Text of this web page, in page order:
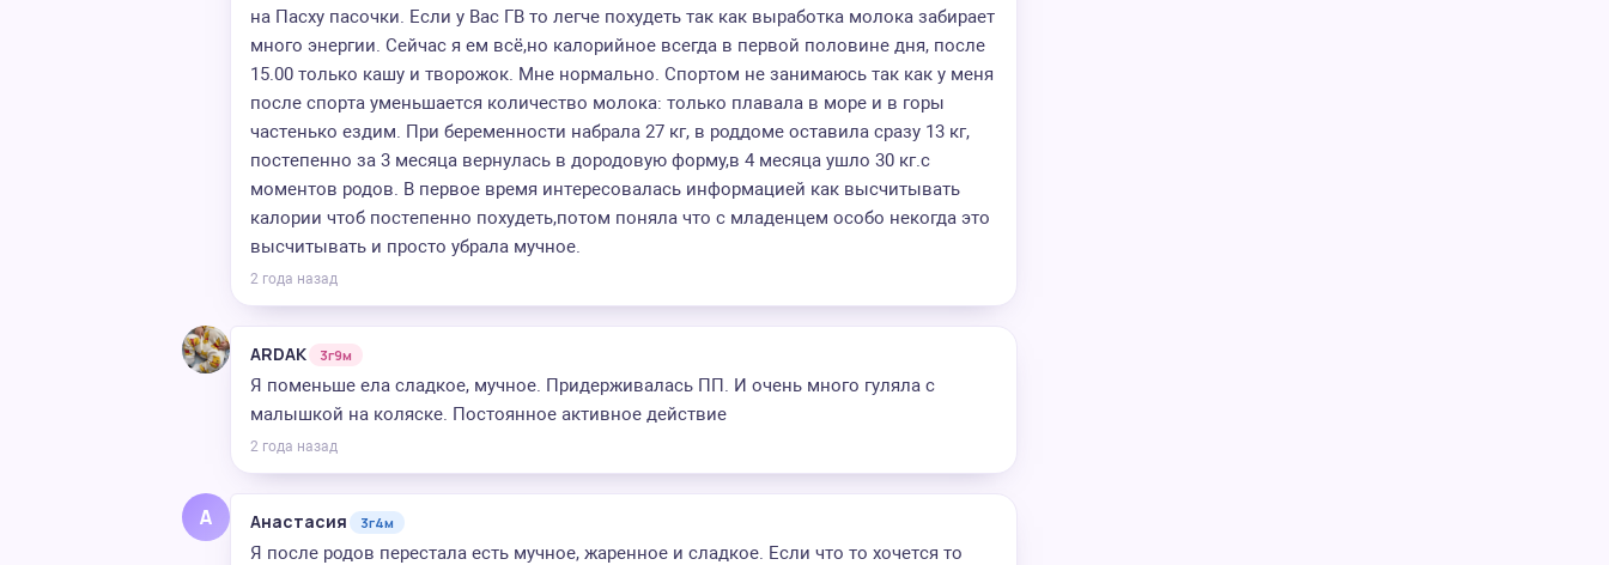
на Пасху пасочки. Если у Вас ГВ то легче похудеть так как выработка молока забирает
много энергии. Сейчас я ем всё,но калорийное всегда в первой половине дня, после
15.00 только кашу и творожок. Мне нормально. Спортом не занимаюсь так как у меня
после спорта уменьшается количество молока: только плавала в море и в горы
частенько ездим. При беременности набрала 27 кг, в роддоме оставила сразу 13 кг,
постепенно за 3 месяца вернулась в дородовую форму,в 4 месяца ушло 30 кг.с
моментов родов. В первое время интересовалась информацией как высчитывать
калории чтоб постепенно похудеть,потом поняла что с младенцем особо некогда это
высчитывать и просто убрала мучное.
2 года назад
ARDAK 3г9м
Я поменьше ела сладкое, мучное. Придерживалась ПП. И очень много гуляла с
малышкой на коляске. Постоянное активное действие
2 года назад
А Анастасия 3г4м
Я после родов перестала есть мучное, жаренное и сладкое. Если что то хочется то